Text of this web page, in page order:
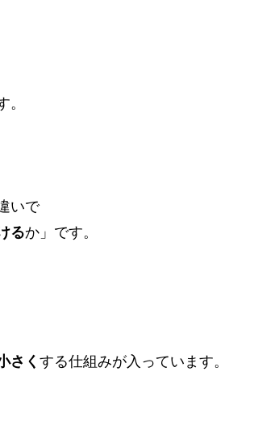
。
いで
るか」です。
さく する仕組みが入っています。